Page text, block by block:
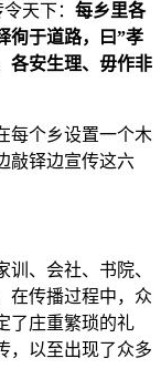
天下： 每乡里各
徇于道路，曰”孝
各安生理、毋作非
每个乡设置一个木
敲铎边宣传这六
、会社、书院、
在传播过程中，众
了庄重繁琐的礼
，以至出现了众多